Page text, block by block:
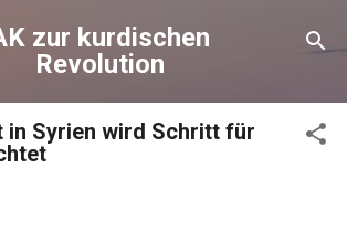
zur kurdischen
Revolution
in Syrien wird Schritt für